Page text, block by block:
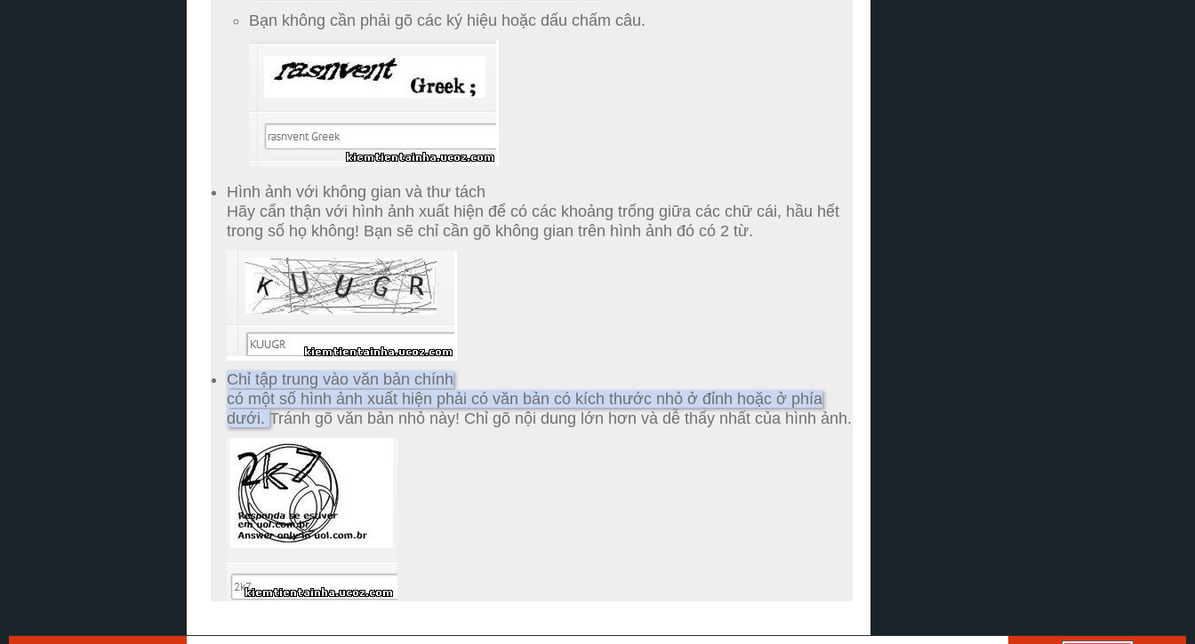
Bạn không cần phải gõ các ký hiệu hoặc dấu chấm câu.
Hình ảnh với không gian và thư tách
Hãy cẩn thận với hình ảnh xuất hiện để có các khoảng trống giữa các chữ cái, hầu hết
trong số họ không! Bạn sẽ chỉ cần gõ không gian trên hình ảnh đó có 2 từ.
Chỉ tập trung vào văn bản chính
có một số hình ảnh xuất hiện phải có văn bản có kích thước nhỏ ở đỉnh hoặc ở phía
dưới. Tránh gõ văn bản nhỏ này! Chỉ gõ nội dung lớn hơn và dễ thấy nhất của hình ảnh.